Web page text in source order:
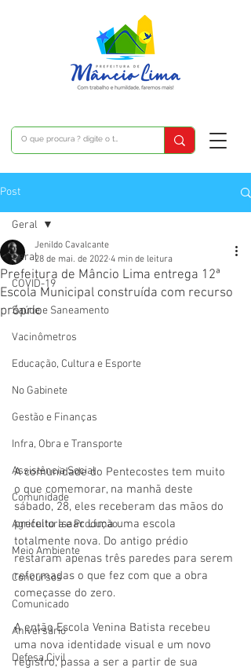
Post
Geral
COVID-19
Saúde e Saneamento
Vacinômetros
Educação, Cultura e Esporte
No Gabinete
Gestão e Finanças
Infra, Obra e Transporte
Assistência Social
Comunidade
Agricultura e Produção
Meio Ambiente
Concursos
Comunicado
Aniversário
Defesa Civil
Geral
Prefeitura de Mâncio Lima entrega 12ª
Escola Municipal construída com recurso
próprio
Jenildo Cavalcante
28 de mai. de 2022 4 min de leitura
A comunidade do Pentecostes tem muito
o que comemorar, na manhã deste
sábado, 28, eles receberam das mãos do
prefeito Isaac Lima uma escola
totalmente nova. Do antigo prédio
restaram apenas três paredes para serem
reformadas o que fez com que a obra
começasse do zero.
A então Escola Venina Batista recebeu
uma nova identidade visual e um novo
registro, passa a ser a partir de sua